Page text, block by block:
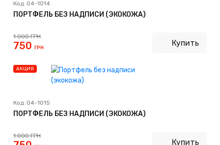
Код: 04-1014
ПОРТФЕЛЬ БЕЗ НАДПИСИ (ЭКОКОЖА)
1 000ГРН
750 ГРН
Купить
АКЦИЯ
Код: 04-1015
ПОРТФЕЛЬ БЕЗ НАДПИСИ (ЭКОКОЖА)
1 000ГРН
Купить